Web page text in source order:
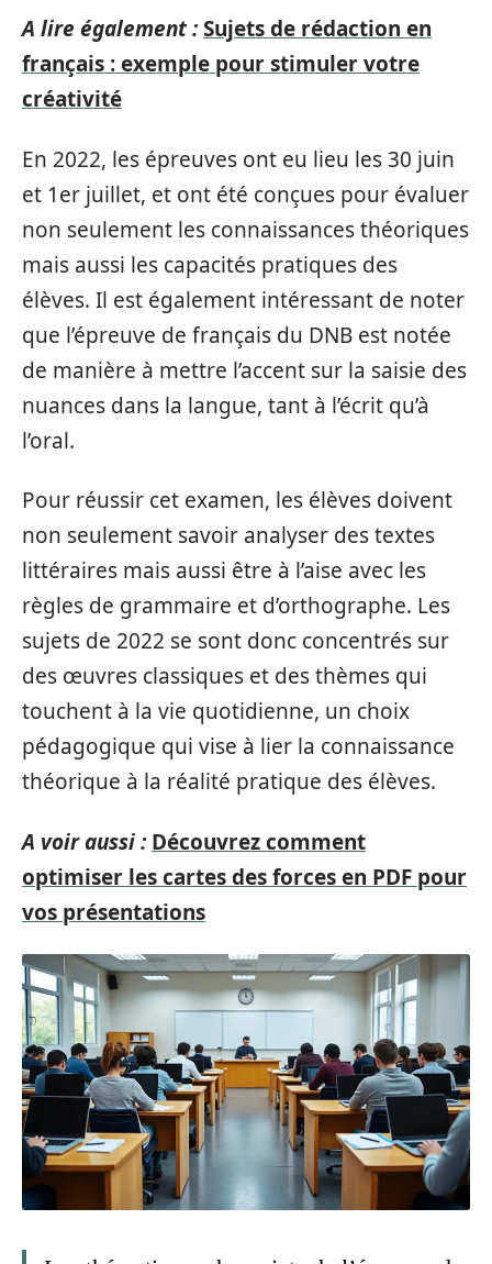
A lire également :Sujets de rédaction en
français : exemple pour stimuler votre
créativité
En 2022, les épreuves ont eu lieu les 30 juin
et 1er juillet, et ont été conçues pour évaluer
non seulement les connaissances théoriques
mais aussi les capacités pratiques des
élèves. Il est également intéressant de noter
que l’épreuve de français du DNB est notée
de manière à mettre l’accent sur la saisie des
nuances dans la langue, tant à l’écrit qu’à
l’oral.
Pour réussir cet examen, les élèves doivent
non seulement savoir analyser des textes
littéraires mais aussi être à l’aise avec les
règles de grammaire et d’orthographe. Les
sujets de 2022 se sont donc concentrés sur
des œuvres classiques et des thèmes qui
touchent à la vie quotidienne, un choix
pédagogique qui vise à lier la connaissance
théorique à la réalité pratique des élèves.
A voir aussi : Découvrez comment
optimiser les cartes des forces en PDF pour
vos présentations